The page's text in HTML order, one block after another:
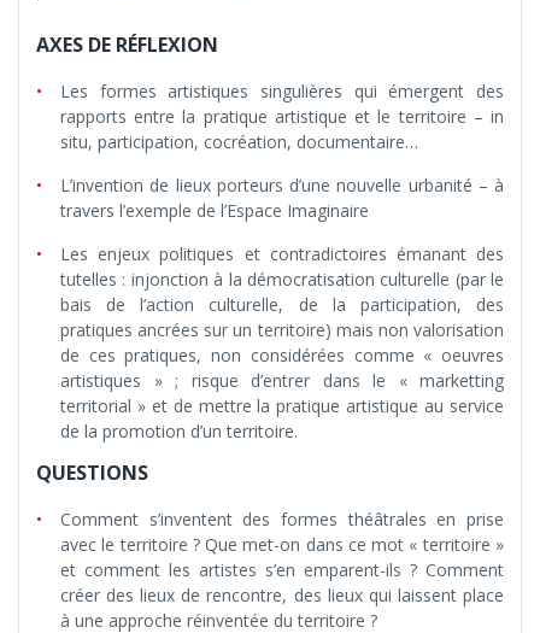
AXES DE RÉFLEXION
Les formes artistiques singulières qui émergent des
rapports entre la pratique artistique et le territoire – in
situ, participation, cocréation, documentaire…
L’invention de lieux porteurs d’une nouvelle urbanité – à
travers l’exemple de l’Espace Imaginaire
Les enjeux politiques et contradictoires émanant des
tutelles : injonction à la démocratisation culturelle (par le
bais de l’action culturelle, de la participation, des
pratiques ancrées sur un territoire) mais non valorisation
de ces pratiques, non considérées comme « oeuvres
artistiques » ; risque d’entrer dans le « marketting
territorial » et de mettre la pratique artistique au service
de la promotion d’un territoire.
QUESTIONS
Comment s’inventent des formes théâtrales en prise
avec le territoire ? Que met-on dans ce mot « territoire »
et comment les artistes s’en emparent-ils ? Comment
créer des lieux de rencontre, des lieux qui laissent place
à une approche réinventée du territoire ?